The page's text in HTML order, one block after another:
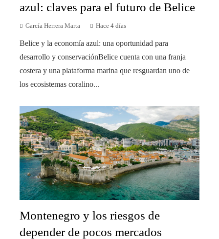
azul: claves para el futuro de Belice
García Herrera Marta Hace 4 días
Belice y la economía azul: una oportunidad para
desarrollo y conservaciónBelice cuenta con una franja
costera y una plataforma marina que resguardan uno de
los ecosistemas coralino...
Montenegro y los riesgos de
depender de pocos mercados